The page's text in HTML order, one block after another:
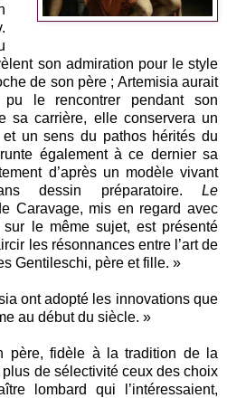
son admiration pour le style
de son père ; Artemisia aurait
pu le rencontrer pendant son
sa carrière, elle conservera un
un sens du pathos hérités du
également à ce dernier sa
d’après un modèle vivant
dessin préparatoire. Le
Caravage, mis en regard avec
le même sujet, est présenté
les résonnances entre l’art de
Gentileschi, père et fille. »
ont adopté les innovations que
au début du siècle. »
père, fidèle à la tradition de la
de sélectivité ceux des choix
lombard qui l’intéressaient,